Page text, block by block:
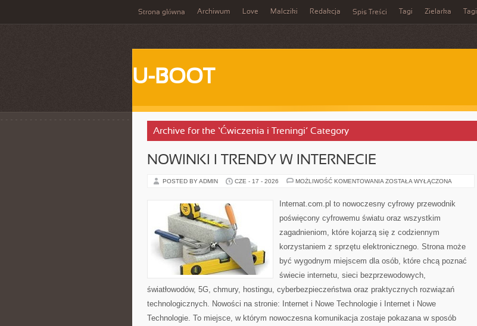
Strona główna Archiwum Love Malcziki Redakcja Spis Treści Tagi Zielarka Tagi
U-BOOT
Archive for the ‘Ćwiczenia i Treningi’ Category
NOWINKI I TRENDY W INTERNECIE
POSTED BY ADMIN CZE - 17 - 2026 MOŻLIWOŚĆ KOMENTOWANIA NOWINKI
INTERNECIE
ZOSTAŁA WYŁĄCZONA
Internat.com.pl to nowoczesny cyfrowy przewodnik
poświęcony cyfrowemu światu oraz wszystkim
zagadnieniom, które kojarzą się z codziennym
korzystaniem z sprzętu elektronicznego. Strona może
być wygodnym miejscem dla osób, które chcą poznać
świecie internetu, sieci bezprzewodowych,
światłowodów, 5G, chmury, hostingu, cyberbezpieczeństwa oraz praktycznych rozwiązań
technologicznych. Nowości na stronie: Internet i Nowe Technologie i Internet i Nowe
Technologie. To miejsce, w którym nowoczesna komunikacja zostaje pokazana w sposób